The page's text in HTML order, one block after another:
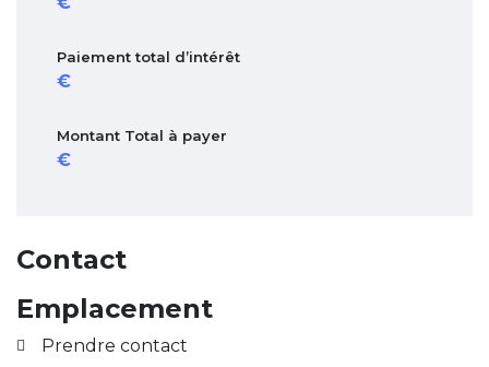
Paiement total d’intérêt
Montant Total à payer
Contact
Emplacement
Prendre contact